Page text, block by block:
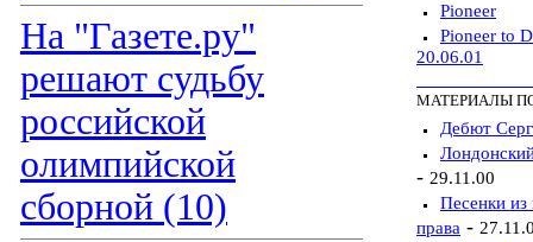
На "Газете.ру"
решают судьбу
российской
олимпийской
сборной (10)
Pioneer
Pioneer to
20.06.01
МАТЕРИАЛЫ
Дебют
- 29.11.00
Песенки из
права -